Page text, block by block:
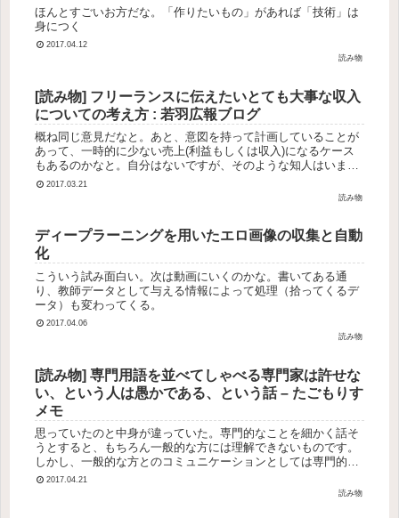
ほんとすごいお方だな。「作りたいもの」があれば「技術」は
身につく
2017.04.12
読み物
[読み物] フリーランスに伝えたいとても大事な収入
についての考え方 : 若羽広報ブログ
概ね同じ意見だなと。あと、意図を持って計画していることが
あって、一時的に少ない売上(利益もしくは収入)になるケース
もあるのかなと。自分はないですが、そのような知人はいまし
た。大手企業からすると正社員を雇うよりは安く、個人からす
2017.03.21
読み物
ディープラーニングを用いたエロ画像の収集と自動
化
こういう試み面白い。次は動画にいくのかな。書いてある通
り、教師データとして与える情報によって処理（拾ってくるデ
ータ）も変わってくる。
2017.04.06
読み物
[読み物] 専門用語を並べてしゃべる専門家は許せな
い、という人は愚かである、という話 – たごもりす
メモ
思っていたのと中身が違っていた。専門的なことを細かく話そ
うとすると、もちろん一般的な方には理解できないものです。
しかし、一般的な方とのコミュニケーションとしては専門的な
用語は使わずに話そうとしますよね。と言いながら、この前、
2017.04.21
読み物